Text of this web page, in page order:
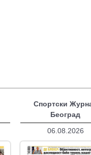
Спортски
Београд
06.08.2026